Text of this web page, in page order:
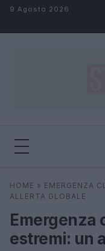
Salta al contenuto
9 Agosto 2026
Cerca
HOME » EMERGENZA
ALLERTA GLOBALE
Emergenza
estremi: un